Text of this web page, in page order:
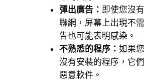
彈出廣告： 即使您沒
聯網，屏幕上出現不
告也可能表明感染。
不熟悉的程序： 如果
沒有安裝的程序，它
惡意軟件。